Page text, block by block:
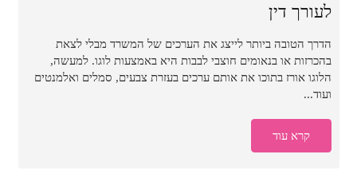
לעורך דין
הדרך הטובה ביותר לייצג את הערכים של המשרד מבלי לצאת
בהכרזות או בנאומים חוצבי לבבות היא באמצעות לוגו. למעשה,
הלוגו אורז בתוכו את אותם ערכים בעזרת צבעים, סמלים ואלמנטים
ועוד...
קרא עוד